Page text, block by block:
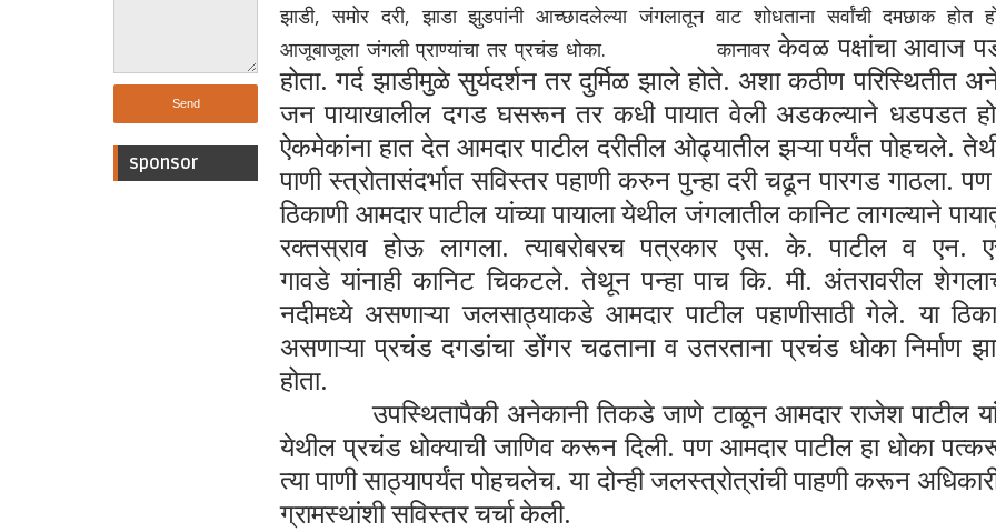
sponsor
झाडी, समोर दरी, झाडा झुडपांनी आच्छादलेल्या जंगलातून वाट शोधताना सर्वांची दमछाक होत
आजूबाजूला जंगली प्राण्यांचा तर प्रचंड धोका. कानावरकेवळ पक्षांचा आवाज
होता. गर्द झाडीमुळे सुर्यदर्शन तर दुर्मिळ झाले होते. अशा कठीण परिस्थितीत
जन पायाखालील दगड घसरून तर कधी पायात वेली अडकल्याने धडपडत
ऐकमेकांना हात देत आमदार पाटील दरीतील ओढ्यातील झऱ्या पर्यंत पोहचले.
पाणी स्त्रोतासंदर्भातसविस्तर पहाणी करुन पुन्हा दरी चढून पारगड गाठला. पण
ठिकाणी आमदार पाटील यांच्या पायाला येथील जंगलातील कानिट लागल्याने
रक्तस्राव होऊ लागला. त्याबरोबरच पत्रकार एस. के. पाटील व एन.
गावडेयांनाही कानिट चिकटले. तेथून पन्हा पाच कि. मी. अंतरावरील
नदीमध्ये असणाऱ्या जलसाठ्याकडे आमदार पाटील पहाणीसाठी गेले. या
असणाऱ्या प्रचंड दगडांचा डोंगर चढताना व उतरताना प्रचंड धोका निर्माण
होता.
उपस्थितापैकी अनेकानी तिकडे जाणे टाळून आमदार राजेश पाटील
येथील प्रचंड धोक्याची जाणिव करून दिली. पण आमदार पाटील हा धोका
त्या पाणी साठ्यापर्यंत पोहचलेच. या दोन्ही जलस्त्रोत्रांची पाहणी करून
ग्रामस्थांशी सविस्तर चर्चा केली.